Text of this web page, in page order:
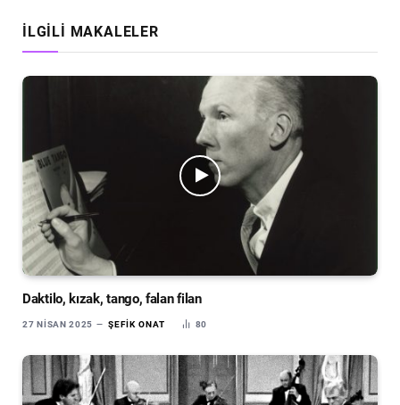
İLGILI MAKALELER
Daktilo, kızak, tango, falan filan
27 NISAN 2025 ŞEFIK ONAT 80